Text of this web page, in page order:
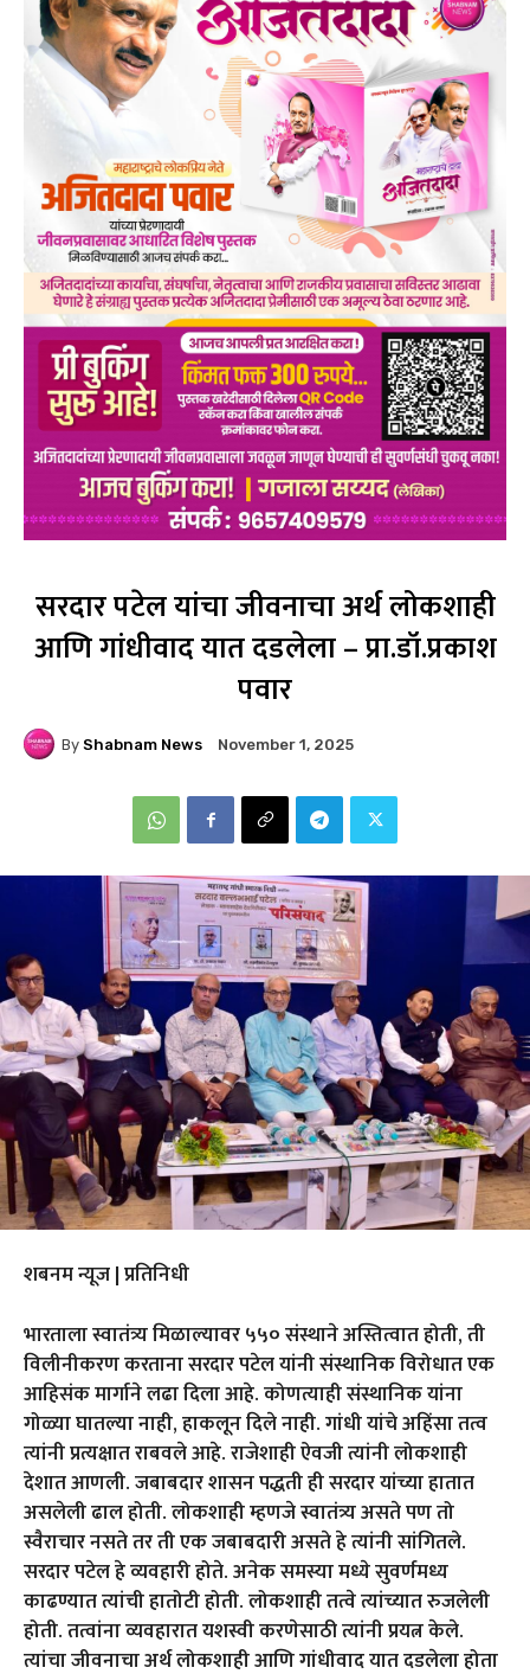
सरदार पटेल यांचा जीवनाचा अर्थ लोकशाही
आणि गांधीवाद यात दडलेला – प्रा.डॉ.प्रकाश
पवार
By Shabnam News November 1, 2025
शबनम न्यूज | प्रतिनिधी
भारताला स्वातंत्र्य मिळाल्यावर ५५० संस्थाने अस्तित्वात होती, ती
विलीनीकरण करताना सरदार पटेल यांनी संस्थानिक विरोधात एक
आहिसंक मार्गाने लढा दिला आहे. कोणत्याही संस्थानिक यांना
गोळ्या घातल्या नाही, हाकलून दिले नाही. गांधी यांचे अहिंसा तत्व
त्यांनी प्रत्यक्षात राबवले आहे. राजेशाही ऐवजी त्यांनी लोकशाही
देशात आणली. जबाबदार शासन पद्धती ही सरदार यांच्या हातात
असलेली ढाल होती. लोकशाही म्हणजे स्वातंत्र्य असते पण तो
स्वैराचार नसते तर ती एक जबाबदारी असते हे त्यांनी सांगितले.
सरदार पटेल हे व्यवहारी होते. अनेक समस्या मध्ये सुवर्णमध्य
काढण्यात त्यांची हातोटी होती. लोकशाही तत्वे त्यांच्यात रुजलेली
होती. तत्वांना व्यवहारात यशस्वी करणेसाठी त्यांनी प्रयत्न केले.
त्यांचा जीवनाचा अर्थ लोकशाही आणि गांधीवाद यात दडलेला होता